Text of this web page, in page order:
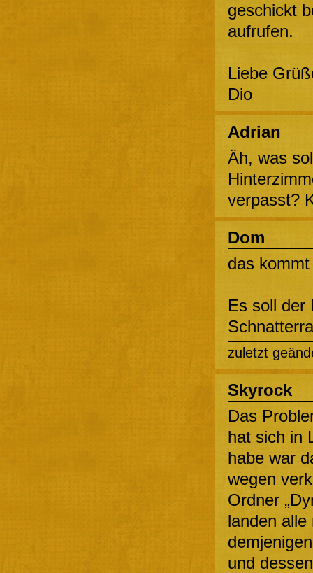
geschickt
aufrufen.
Liebe
Dio
Adrian
Äh, was
verpasst?
Dom
das
Es soll der
zuletzt
Skyrock
Das
hat sich in
habe war
wegen
Ordner
landen
und